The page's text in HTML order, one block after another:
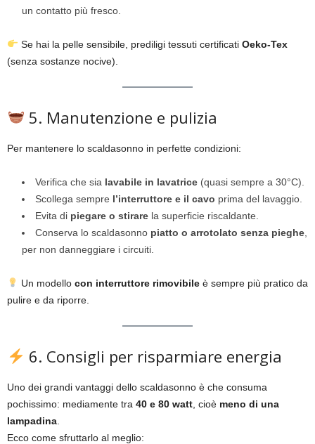
un contatto più fresco.
Se hai la pelle sensibile, prediligi tessuti certificati Oeko-Tex
(senza sostanze nocive).
5. Manutenzione e pulizia
Per mantenere lo scaldasonno in perfette condizioni:
Verifica che sia lavabile in lavatrice (quasi sempre a 30°C).
Scollega sempre l’interruttore e il cavo prima del lavaggio.
Evita di piegare o stirare la superficie riscaldante.
Conserva lo scaldasonno piatto o arrotolato senza pieghe
per non danneggiare i circuiti.
Un modello con interruttore rimovibileè sempre più pratico da
pulire e da riporre.
6. Consigli per risparmiare energia
Uno dei grandi vantaggi dello scaldasonno è che consuma
pochissimo: mediamente tra 40 e 80 watt , cioè meno di una
lampadina
Ecco come sfruttarlo al meglio: